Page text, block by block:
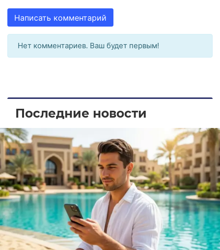
Написать комментарий
Нет комментариев. Ваш будет первым!
Последние новости